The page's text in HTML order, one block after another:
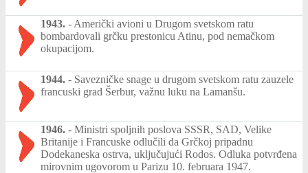
1943. - Američki avioni u Drugom svetskom ratu
bombardovali grčku prestonicu Atinu, pod nemačkom
okupacijom.
1944. - Savezničke snage u drugom svetskom ratu zauzele
francuski grad Šerbur, važnu luku na Lamanšu.
1946. - Ministri spoljnih poslova SSSR, SAD, Velike
Britanije i Francuske odlučili da Grčkoj pripadnu
Dodekaneska ostrva, uključujući Rodos. Odluka potvrđena
mirovnim ugovorom u Parizu 10. februara 1947.